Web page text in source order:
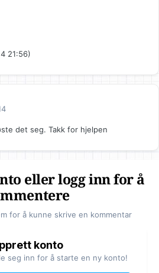
21:56)
det seg. Takk for hjelpen
eller logg inn for å
for å kunne skrive en kommentar
konto
seg inn for å starte en ny konto!